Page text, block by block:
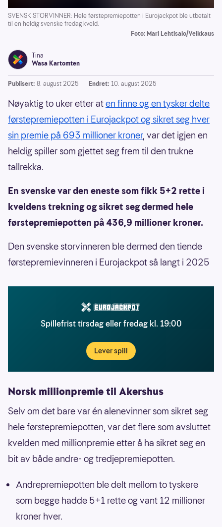
SVENSK STORVINNER: Hele førstepremiepotten i Eurojackpot ble utbetalt
til en heldig svenske fredag kveld.
Foto: Mari Lehtisalo/Veikkaus
Tina
Wasa Kartomten
Publisert: 8. august 2025 Endret: 10. august 2025
Nøyaktig to uker etter aten finne og en tysker delte
førstepremiepotten i Eurojackpot og sikret seg hver
sin premie på 693 millioner kroner, var det igjen en
heldig spiller som gjettet seg frem til den trukne
tallrekka.
En svenske var den eneste som fikk 5+2 rette i
kveldens trekning og sikret seg dermed hele
førstepremiepotten på 436,9 millioner kroner.
Den svenske storvinneren ble dermed den tiende
førstepremievinneren i Eurojackpot så langt i 2025
Spillefrist tirsdag eller fredag kl. 19:00
Lever spill
Norsk millionpremie til Akershus
Selv om det bare var én alenevinner som sikret seg
hele førstepremiepotten, var det flere som avsluttet
kvelden med millionpremie etter å ha sikret seg en
bit av både andre- og tredjepremiepotten.
Andrepremiepotten ble delt mellom to tyskere
som begge hadde 5+1 rette og vant 12 millioner
kroner hver.